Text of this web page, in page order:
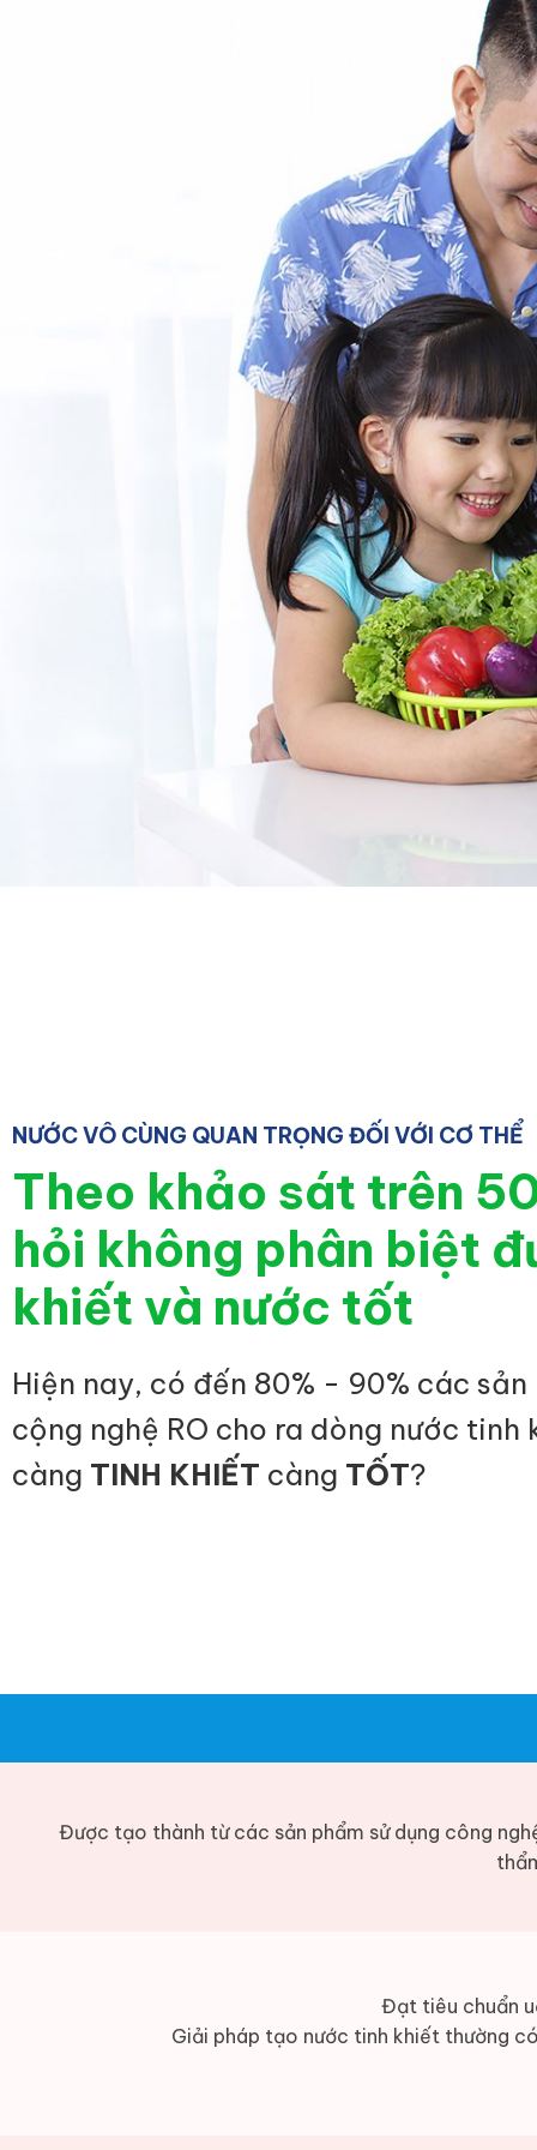
NƯỚC VÔ CÙNG QUAN TRỌNG ĐỐI VỚI CƠ THỂ
Theo khảo sát trên
hỏi không phân biệt
khiết và nước tốt
Hiện nay, có đến 80% - 90% các
cộng nghệ RO cho ra dòng nước
càng TINH KHIẾT càng TỐT?
Được tạo thành từ các sản phẩm sử dụng công
Đạt tiêu chuẩn
Giải pháp tạo nước tinh khiết thường